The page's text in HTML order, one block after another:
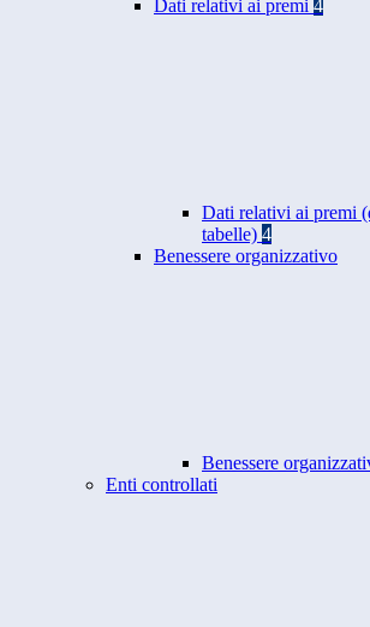
Dati relativi ai premi 4
Dati relativi ai premi
tabelle) 4
Benessere organizzativo
Benessere
Enti controllati